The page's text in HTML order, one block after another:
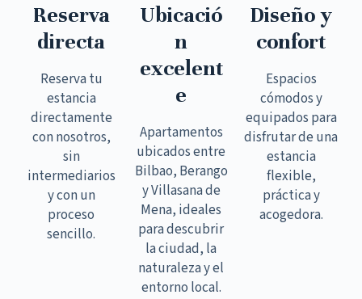
Reserva
directa
Reserva tu
estancia
directamente
con nosotros,
sin
intermediarios
y con un
proceso
sencillo.
Ubicació
n
excelent
e
Apartamentos
ubicados entre
Bilbao, Berango
y Villasana de
Mena, ideales
para descubrir
la ciudad, la
naturaleza y el
entorno local.
Diseño y
confort
Espacios
cómodos y
equipados para
disfrutar de una
estancia
flexible,
práctica y
acogedora.